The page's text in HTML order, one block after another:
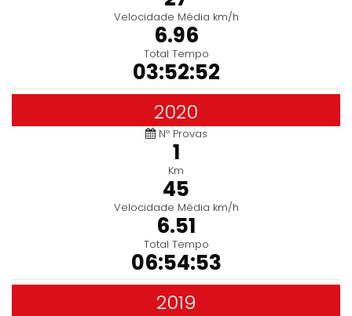
Velocidade Média km/h
6.96
Total Tempo
03:52:52
2020
Nº Provas
1
Km
45
Velocidade Média km/h
6.51
Total Tempo
06:54:53
2019